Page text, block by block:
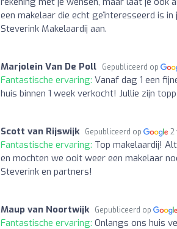
een makelaar die echt geïnteresseerd is
Steverink Makelaardij aan.
Marjolein Van De Poll Gepubliceerd op
Fantastische ervaring: Vanaf dag 1 een
huis binnen 1 week verkocht! Jullie zijn
Scott van Rijswijk Gepubliceerd op 2
Fantastische ervaring: Top makelaardij!
en mochten we ooit weer een makelaar
Steverink en partners!
Maup van Noortwijk Gepubliceerd op
Fantastische ervaring: Onlangs ons huis